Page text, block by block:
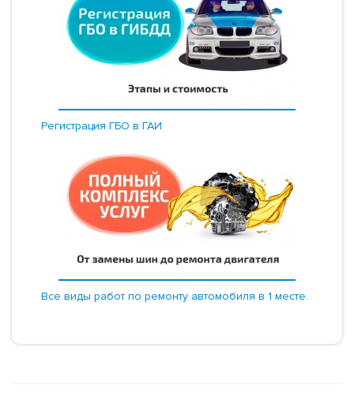
Регистрация ГБО в ГАИ
Все виды работ по ремонту автомобиля в 1 месте.